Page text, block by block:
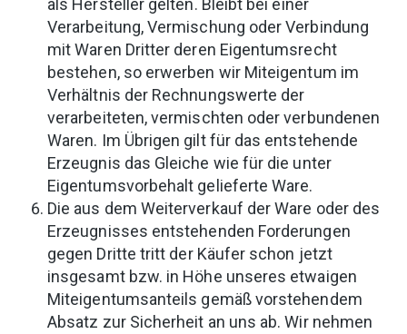
als Hersteller gelten. Bleibt bei einer
Verarbeitung, Vermischung oder Verbindung
mit Waren Dritter deren Eigentumsrecht
bestehen, so erwerben wir Miteigentum im
Verhältnis der Rechnungswerte der
verarbeiteten, vermischten oder verbundenen
Waren. Im Übrigen gilt für das entstehende
Erzeugnis das Gleiche wie für die unter
Eigentumsvorbehalt gelieferte Ware.
Die aus dem Weiterverkauf der Ware oder des
Erzeugnisses entstehenden Forderungen
gegen Dritte tritt der Käufer schon jetzt
insgesamt bzw. in Höhe unseres etwaigen
Miteigentumsanteils gemäß vorstehendem
Absatz zur Sicherheit an uns ab. Wir nehmen